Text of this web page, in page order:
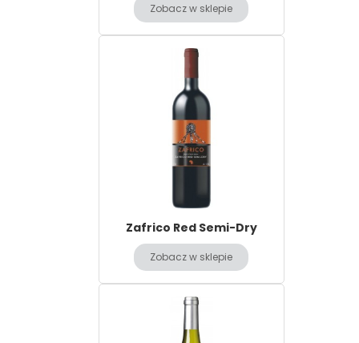
Zobacz w sklepie
Zafrico Red Semi-Dry
Zobacz w sklepie